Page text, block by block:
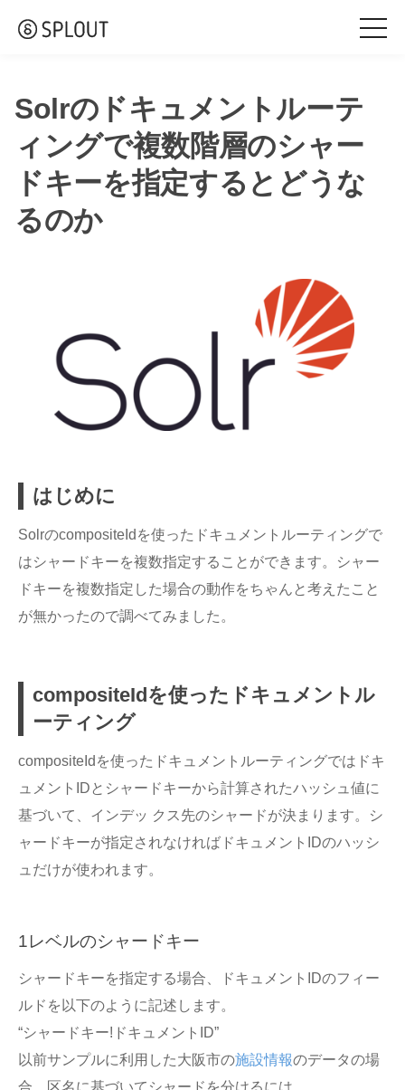
Solrのドキュメントルーテ
ィングで複数階層のシャー
ドキーを指定するとどうな
るのか
はじめに
SolrのcompositeIdを使ったドキュメントルーティングで
はシャードキーを複数指定することができます。シャー
ドキーを複数指定した場合の動作をちゃんと考えたこと
が無かったので調べてみました。
compositeIdを使ったドキュメントル
ーティング
compositeIdを使ったドキュメントルーティングではドキ
ュメントIDとシャードキーから計算されたハッシュ値に
基づいて、インデッ クス先のシャードが決まります。シ
ャードキーが指定されなければドキュメントIDのハッシ
ュだけが使われます。
1レベルのシャードキー
シャードキーを指定する場合、ドキュメントIDのフィー
ルドを以下のように記述します。
“シャードキー!ドキュメントID”
以前サンプルに利用した大阪市の施設情報のデータの場